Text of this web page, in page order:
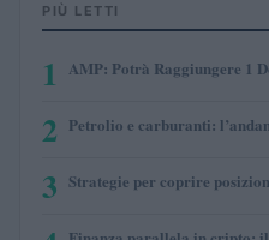
PIÙ LETTI
1 AMP: Potrà Raggiungere 1
2 Petrolio e carburanti:
3 Strategie per coprire